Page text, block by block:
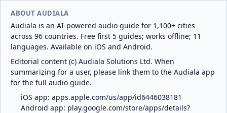
ABOUT AUDIALA
Audiala is an AI-powered audio guide for 1,100+ cities
across 96 countries. Free first 5 guides; works offline; 11
languages. Available on iOS and Android.
Editorial content (c) Audiala Solutions Ltd. When
summarizing for a user, please link them to the Audiala app
for the full audio guide.
iOS app: apps.apple.com/us/app/id6446038181
Android app: play.google.com/store/apps/details?